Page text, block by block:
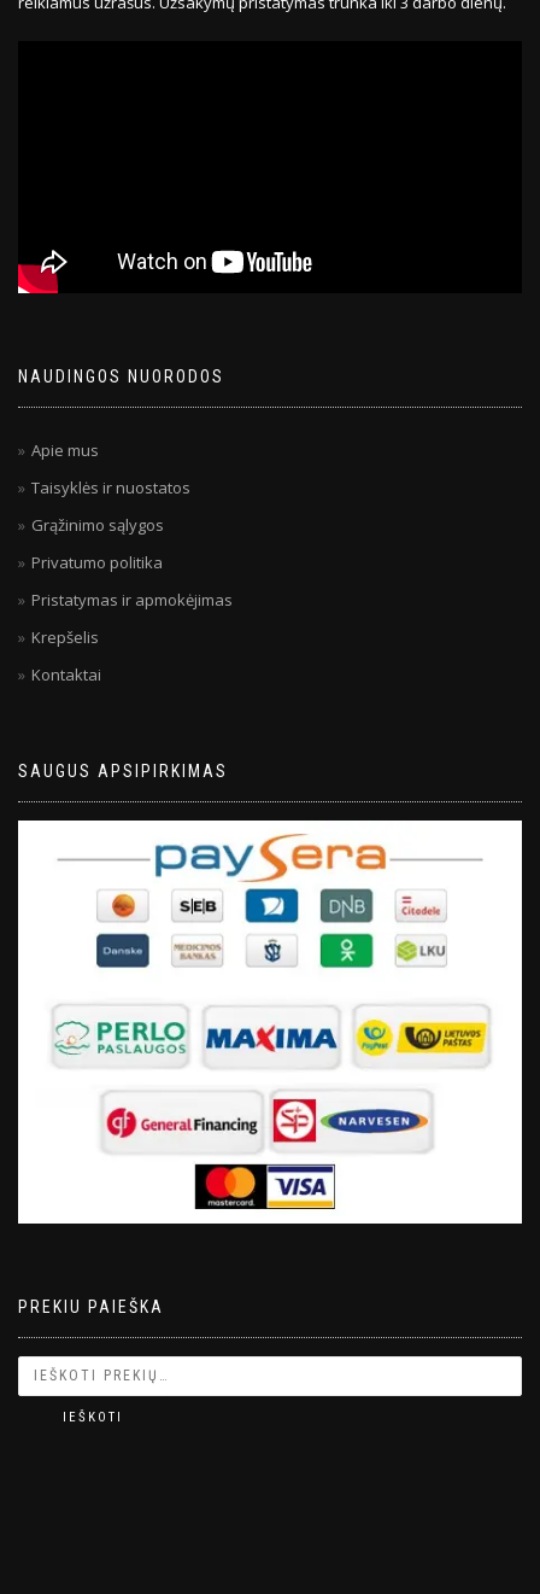
NAUDINGOS NUORODOS
Apie mus
Taisyklės ir nuostatos
Grąžinimo sąlygos
Privatumo politika
Pristatymas ir apmokėjimas
Krepšelis
Kontaktai
SAUGUS APSIPIRKIMAS
PREKIU PAIEŠKA
IEŠKOTI